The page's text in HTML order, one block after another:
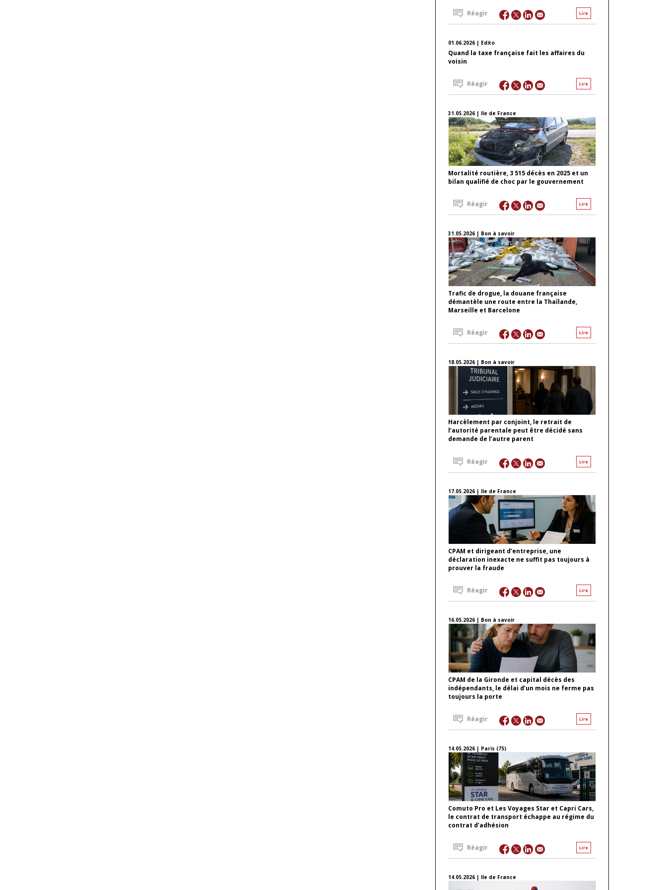
Lire
Réagir
01.06.2026 | Edito
Quand la taxe française fait les affaires du
voisin
Lire
Réagir
31.05.2026 | Ile de France
Mortalité routière, 3 515 décès en 2025 et un
bilan qualifié de choc par le gouvernement
Lire
Réagir
31.05.2026 | Bon à savoir
Trafic de drogue, la douane française
démantèle une route entre la Thaïlande,
Marseille et Barcelone
Lire
Réagir
18.05.2026 | Bon à savoir
Harcèlement par conjoint, le retrait de
l’autorité parentale peut être décidé sans
demande de l’autre parent
Lire
Réagir
17.05.2026 | Ile de France
CPAM et dirigeant d’entreprise, une
déclaration inexacte ne suffit pas toujours à
prouver la fraude
Lire
Réagir
16.05.2026 | Bon à savoir
CPAM de la Gironde et capital décès des
indépendants, le délai d’un mois ne ferme pas
toujours la porte
Lire
Réagir
14.05.2026 | Paris (75)
Comuto Pro et Les Voyages Star et Capri Cars,
le contrat de transport échappe au régime du
contrat d’adhésion
Lire
Réagir
14.05.2026 | Ile de France